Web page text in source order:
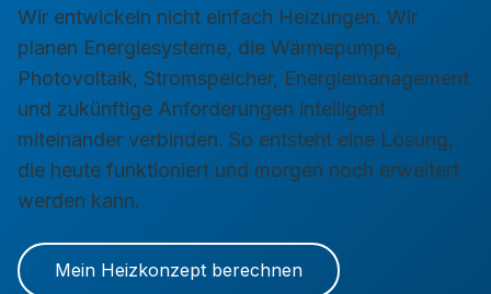
Wir entwickeln nicht einfach Heizungen. Wir
planen Energiesysteme, die Wärmepumpe,
Photovoltaik, Stromspeicher, Energiemanagement
und zukünftige Anforderungen intelligent
miteinander verbinden. So entsteht eine Lösung,
die heute funktioniert und morgen noch erweitert
werden kann.
Mein Heizkonzept berechnen